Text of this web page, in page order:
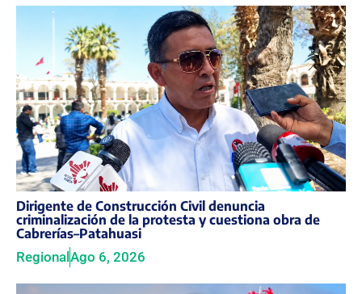
Dirigente de Construcción Civil denuncia
criminalización de la protesta y cuestiona obra de
Cabrerías–Patahuasi
RegionalAgo 6, 2026